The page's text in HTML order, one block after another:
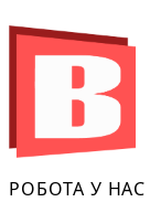
РОБОТА У НАС